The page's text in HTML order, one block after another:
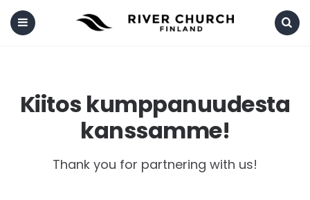
Kiitos kumppanuudesta
kanssamme!
Thank you for partnering with us!